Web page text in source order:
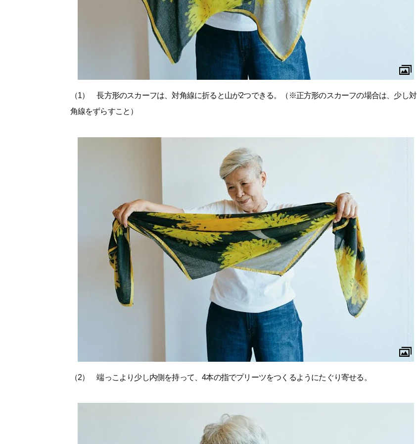
（1） 長方形のスカーフは、対角線に折ると山が2つできる。（※正方形のスカーフの場合は、少し対
角線をずらすこと）
（2） 端っこより少し内側を持って、4本の指でプリーツをつくるようにたぐり寄せる。